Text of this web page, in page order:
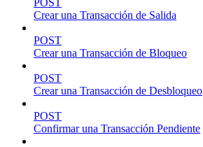
POST
Crear una Transacción de Salida
POST
Crear una Transacción de Bloqueo
POST
Crear una Transacción de Desbloqueo
POST
Confirmar una Transacción Pendiente